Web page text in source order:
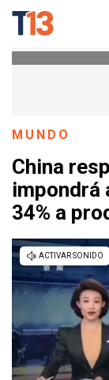
MUNDO
China
impondrá
34% a